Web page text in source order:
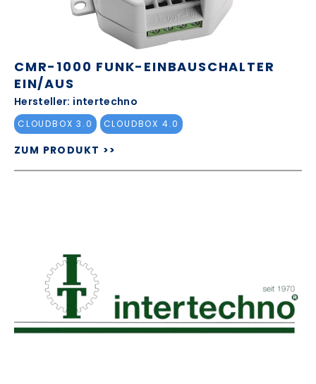
CMR-1000 FUNK-EINBAUSCHALTER
EIN/AUS
Hersteller: intertechno
CLOUDBOX 3.0 CLOUDBOX 4.0
ZUM PRODUKT >>